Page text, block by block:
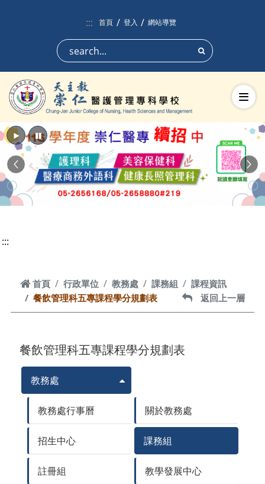
:::
首頁 登入 網站導覽
搜尋
切換
Previous
播放 暫停
:::
首頁
首頁 行政單位 教務處 課務組
課程資訊
餐飲管理科五專課程學分規劃表
返回上一層
返回上一層
餐飲管理科五專課程學分規劃表
教務處
教務處行事曆 關於教務處
招生中心 課務組
註冊組 教學發展中心